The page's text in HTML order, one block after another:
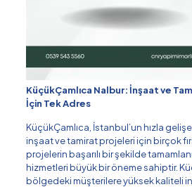
KüçükÇamlıca Nalbur: İnşaat ve
İçin Tek Adres
KüçükÇamlıca, İstanbul’un hızla
inşaat ve tamirat projeleri için birçok
projelerin başarılı bir şekilde
hizmetleri büyük bir öneme sahiptir.
bölgedeki müşterilere yüksek kaliteli